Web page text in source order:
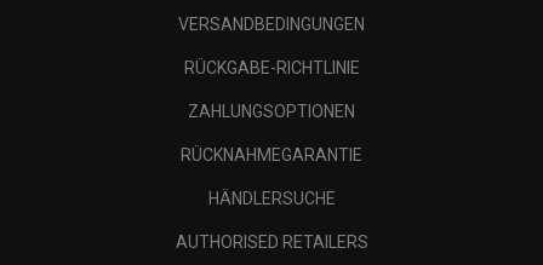
VERSANDBEDINGUNGEN
RÜCKGABE-RICHTLINIE
ZAHLUNGSOPTIONEN
RÜCKNAHMEGARANTIE
HÄNDLERSUCHE
AUTHORISED RETAILERS